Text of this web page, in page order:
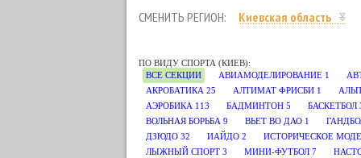
СМЕНИТЬ РЕГИОН: Киевская область
ПО ВИДУ СПОРТА (КИЕВ):
ВСЕ СЕКЦИИ
АВИАМОДЕЛИРОВАНИЕ 1
АКРОБАТИКА 25 АЛТИМАТ ФРИСБИ 1
АЭРОБИКА 113 БАДМИНТОН 5 БАСКЕТБОЛ
ВОЛЬНАЯ БОРЬБА 9 ВЬЕТ ВО ДАО 1
ДЗЮДО 32 ИАЙДО 2 ИСТОРИЧЕСКОЕ
ЛЫЖНЫЙ СПОРТ 3 МИНИ-ФУТБОЛ 7